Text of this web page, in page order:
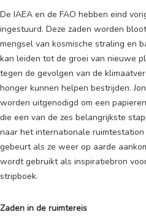
De IAEA en de FAO hebben eind
ingestuurd. Deze zaden worden
mengsel van kosmische straling en
kan leiden tot de groei van nieuwe
tegen de gevolgen van de
honger kunnen helpen bestrijden.
worden uitgenodigd om een
die een van de zes belangrijkste
naar het internationale
gebeurt als ze weer op aarde
wordt gebruikt als inspiratiebron
stripboek.
Zaden in de ruimtereis